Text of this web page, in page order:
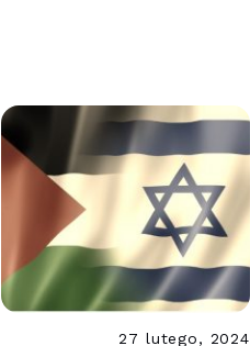
27 lutego, 2024